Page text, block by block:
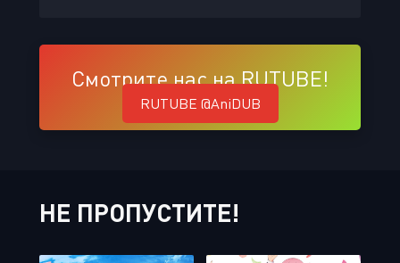
Смотрите нас на RUTUBE!
RUTUBE @AniDUB
НЕ ПРОПУСТИТЕ!